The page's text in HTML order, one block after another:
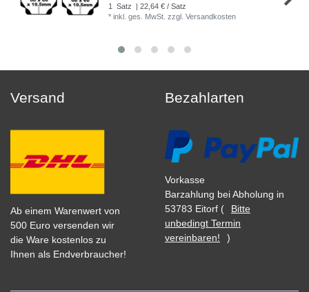
1 Satz
| 22,64 € / Satz
*inkl. ges. MwSt. zzgl.Versandkosten
Versand
Ab einem Warenwert von
500 Euro versenden wir
die Ware kostenlos zu
Ihnen als Endverbraucher!
Bezahlarten
Vorkasse
Barzahlung bei Abholung in
53783 Eitorf (
Bitte
unbedingt Termin
vereinbaren!
)